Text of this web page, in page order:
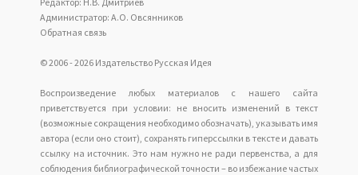
Администратор: А.О. Овсянников
Обратная связь
© 2006 - 2026 Издательство Русская Идея
Воспроизведение любых материалов с нашего сайта
приветствуется при условии: не вносить изменений в текст
(возможные сокращения необходимо обозначать), указывать имя
автора (если оно стоит), сохранять гиперссылки в тексте и давать
ссылку на источник. Это нам нужно не ради первенства, а для
соблюдения библиографической точности – во избежание частых